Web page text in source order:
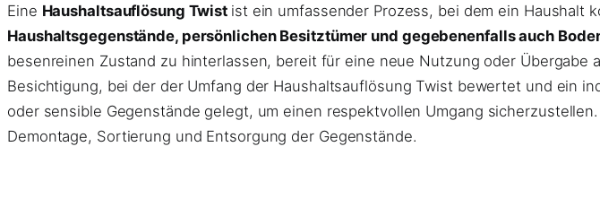
Eine Haushaltsauflösung Twist ist ein umfassender Prozess, bei dem ein Haushalt
Haushaltsgegenstände, persönlichen Besitztümer und gegebenenfalls auch
besenreinen Zustand zu hinterlassen, bereit für eine neue Nutzung oder
Besichtigung, bei der der Umfang der Haushaltsauflösung Twist bewertet und ein
oder sensible Gegenstände gelegt, um einen respektvollen Umgang
Demontage, Sortierung und Entsorgung der Gegenstände.